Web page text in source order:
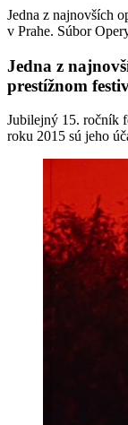
Jedna z najnovších
v Prahe. Súbor
Jedna z
prestížnom
Jubilejný 15. ročník
roku 2015 sú jeho